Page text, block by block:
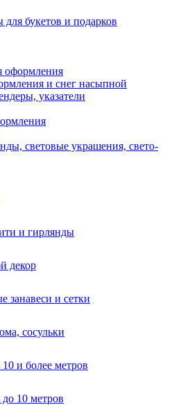
для букетов и подарков
и снег насыпной
указатели
световые украшения, свето-
и гирлянды
декор
занавеси и сетки
сосульки
и более метров
10 метров